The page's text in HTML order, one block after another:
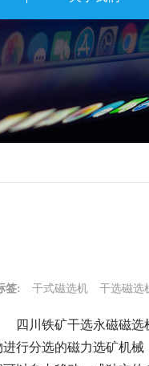
签: 干式磁选机 干选磁选
四川铁矿干选永磁磁选
进行分选的磁力选矿机